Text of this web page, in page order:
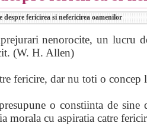
fericirea si nefericirea oamenilor
nenorocite, un lucru
(W. H. Allen)
fericire, dar nu toti o concep
o constiinta de sine
morala cu aspiratia catre